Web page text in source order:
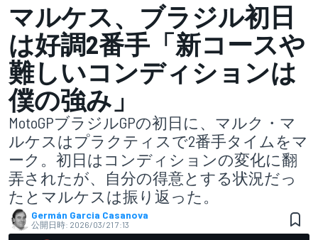
マルケス、ブラジル初日
は好調2番手「新コースや
難しいコンディションは
僕の強み」
MotoGPブラジルGPの初日に、マルク・マ
ルケスはプラクティスで2番手タイムをマ
ーク。初日はコンディションの変化に翻
弄されたが、自分の得意とする状況だっ
たとマルケスは振り返った。
Germán Garcia Casanova
公開日時: 2026/03/21 7:13